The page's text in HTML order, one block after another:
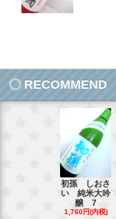
RECOMMEND
初孫 しおさ
い 純米大吟
醸 7
1,760円(内税)